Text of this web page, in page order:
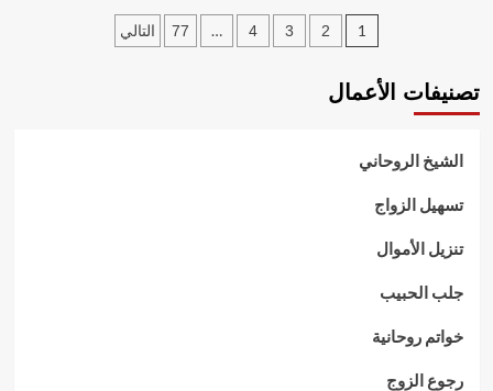
مجرب
تعدد
المقالات
1
2
3
4
…
77 التالي
تصنيفات الأعمال
الشيخ الروحاني
تسهيل الزواج
تنزيل الأموال
جلب الحبيب
خواتم روحانية
رجوع الزوج